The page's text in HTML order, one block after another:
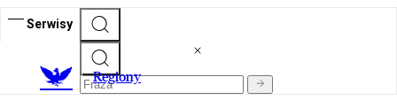
Serwisy
Regiony